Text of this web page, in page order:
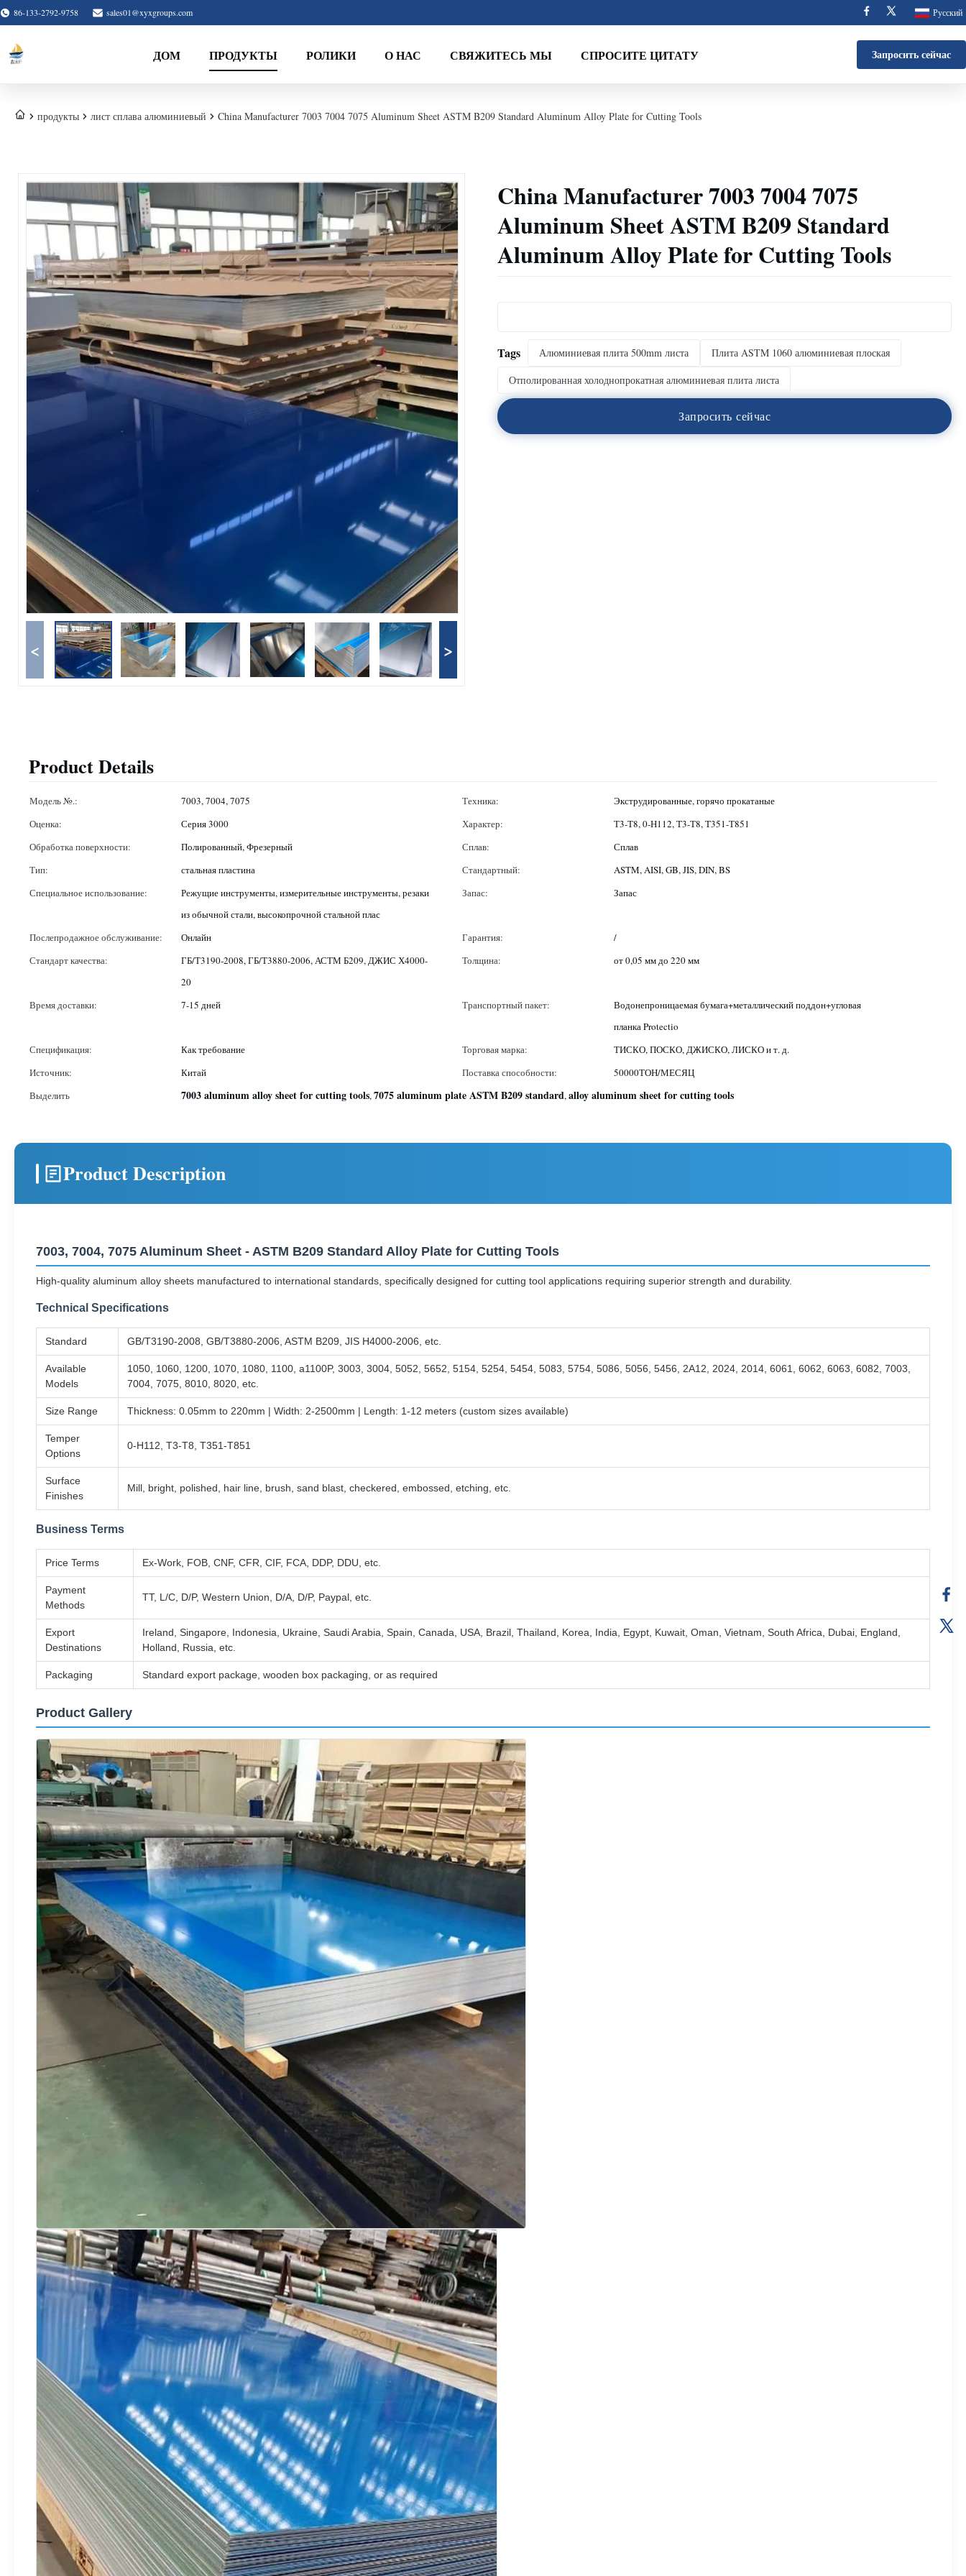
86-133-2792-9758 sales01@xyxgroups.com Русский
ДОМ ПРОДУКТЫ РОЛИКИ О НАС СВЯЖИТЕСЬ МЫ СПРОСИТЕ ЦИТАТУ Запросить сейчас
продукты лист сплава алюминиевый China Manufacturer 7003 7004 7075 Aluminum Sheet ASTM B209 Standard Aluminum Alloy Plate for Cutting Tools
< >
China Manufacturer 7003 7004 7075
Aluminum Sheet ASTM B209 Standard
Aluminum Alloy Plate for Cutting Tools
Tags Алюминиевая плита 500mm листа
Плита ASTM 1060 алюминиевая плоская
Отполированная холоднопрокатная алюминиевая плита листа
Запросить сейчас
Product Details
Модель №.: 7003, 7004, 7075 Техника:
Экструдированные, горячо прокатаные
Оценка:
Серия 3000 Характер:
Т3-Т8, 0-Н112, Т3-Т8, Т351-Т851
Обработка поверхности:
Полированный, Фрезерный Сплав:
Сплав
Тип:
стальная пластина Стандартный:
ASTM, AISI, GB, JIS, DIN, BS
Специальное использование:
Режущие инструменты, измерительные инструменты, резаки
из обычной стали, высокопрочной стальной плас
Запас: Запас
Послепродажное обслуживание: Онлайн Гарантия:
/
Стандарт качества:
ГБ/Т3190-2008, ГБ/Т3880-2006, АСТМ Б209, ДЖИС Х4000-
20
Толщина: от 0,05 мм до 220 мм
Время доставки: 7-15 дней Транспортный пакет:
Водонепроницаемая бумага+металлический поддон+угловая
планка Protectio
Спецификация:
Как требование Торговая марка:
ТИСКО, ПОСКО, ДЖИСКО, ЛИСКО и т. д.
Источник:
Китай Поставка способности:
50000ТОН/МЕСЯЦ
Выделить
7003 aluminum alloy sheet for cutting tools,7075 aluminum plate ASTM B209 standard,alloy aluminum sheet for cutting tools
Product Description
7003, 7004, 7075 Aluminum Sheet - ASTM B209 Standard Alloy Plate for Cutting Tools
High-quality aluminum alloy sheets manufactured to international standards, specifically designed for cutting tool applications requiring superior strength and durability.
Technical Specifications
Standard GB/T3190-2008, GB/T3880-2006, ASTM B209, JIS H4000-2006, etc.
Available
Models
1050, 1060, 1200, 1070, 1080, 1100, a1100P, 3003, 3004, 5052, 5652, 5154, 5254, 5454, 5083, 5754, 5086, 5056, 5456, 2A12, 2024, 2014, 6061, 6062, 6063, 6082, 7003,
7004, 7075, 8010, 8020, etc.
Size Range Thickness: 0.05mm to 220mm | Width: 2-2500mm | Length: 1-12 meters (custom sizes available)
Temper
Options
0-H112, T3-T8, T351-T851
Surface
Finishes
Mill, bright, polished, hair line, brush, sand blast, checkered, embossed, etching, etc.
Business Terms
Price Terms Ex-Work, FOB, CNF, CFR, CIF, FCA, DDP, DDU, etc.
Payment
Methods
TT, L/C, D/P, Western Union, D/A, D/P, Paypal, etc.
Export
Destinations
Ireland, Singapore, Indonesia, Ukraine, Saudi Arabia, Spain, Canada, USA, Brazil, Thailand, Korea, India, Egypt, Kuwait, Oman, Vietnam, South Africa, Dubai, England,
Holland, Russia, etc.
Packaging Standard export package, wooden box packaging, or as required
Product Gallery